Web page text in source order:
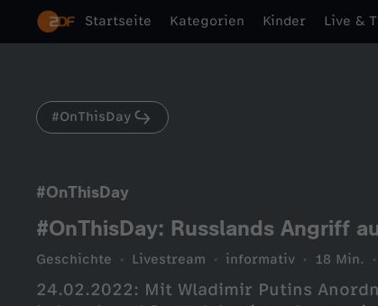
Startseite Kategorien Kinder Live &
#OnThisDay
#OnThisDay
#OnThisDay: Russlands Angriff
Geschichte Livestream informativ 18 Min.
24.02.2022: Mit Wladimir Putins